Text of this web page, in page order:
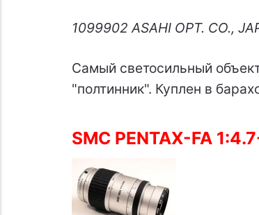
1099902 ASAHI OPT. CO.,
Самый светосильный
"полтинник". Куплен в
SMC PENTAX-FA